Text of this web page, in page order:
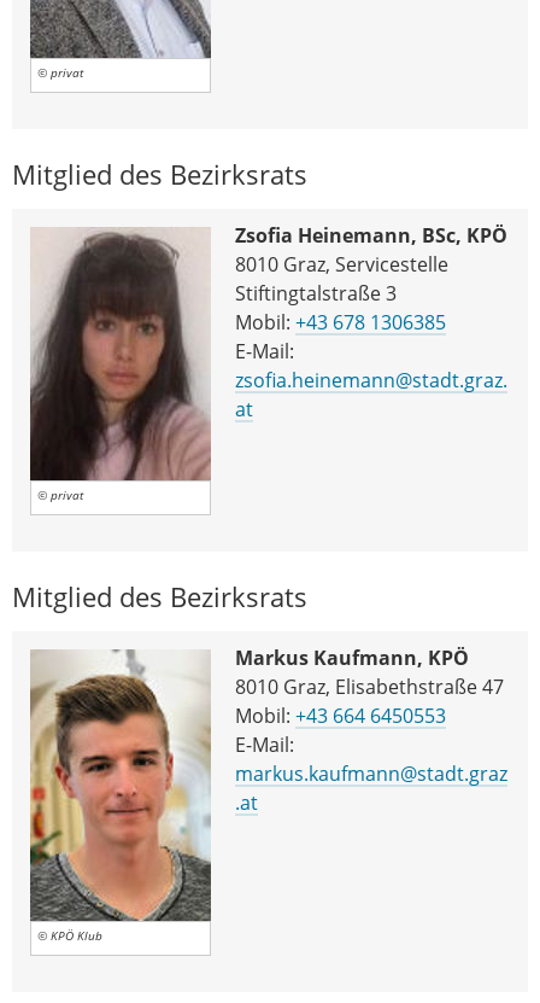
© privat
Mitglied des Bezirksrats
© privat
Zsofia Heinemann, BSc, KPÖ
8010 Graz, Servicestelle
Stiftingtalstraße 3
Mobil: +43 678 1306385
E-Mail:
zsofia.heinemann@stadt.graz.
at
Mitglied des Bezirksrats
© KPÖ Klub
Markus Kaufmann, KPÖ
8010 Graz, Elisabethstraße 47
Mobil: +43 664 6450553
E-Mail:
markus.kaufmann@stadt.graz
.at